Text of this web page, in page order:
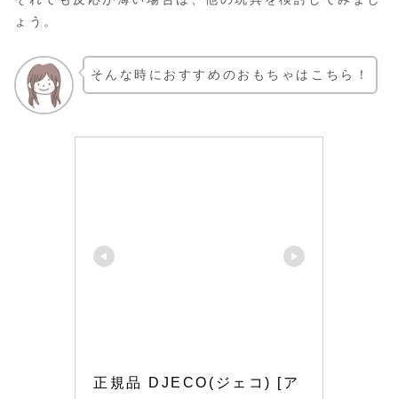
ょう。
そんな時におすすめのおもちゃはこちら！
正規品 DJECO(ジェコ) [ア